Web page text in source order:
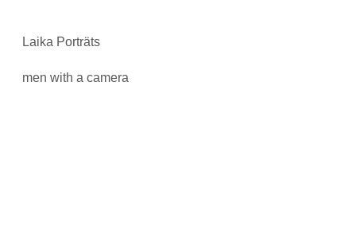
Laika Porträts
men with a camera